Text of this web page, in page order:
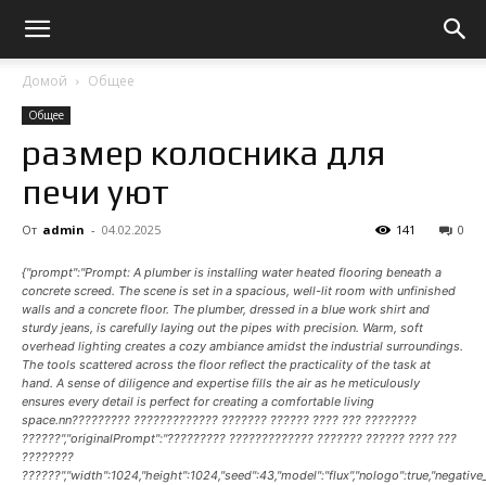
Домой Общее
Общее
размер колосника для
печи уют
От admin - 04.02.2025 0
141
{"prompt":"Prompt: A plumber is installing water heated flooring beneath a
concrete screed. The scene is set in a spacious, well-lit room with unfinished
walls and a concrete floor. The plumber, dressed in a blue work shirt and
sturdy jeans, is carefully laying out the pipes with precision. Warm, soft
overhead lighting creates a cozy ambiance amidst the industrial surroundings.
The tools scattered across the floor reflect the practicality of the task at
hand. A sense of diligence and expertise fills the air as he meticulously
ensures every detail is perfect for creating a comfortable living
space.nn????????? ????????????? ??????? ?????? ???? ??? ????????
??????","originalPrompt":"????????? ????????????? ??????? ?????? ???? ???
????????